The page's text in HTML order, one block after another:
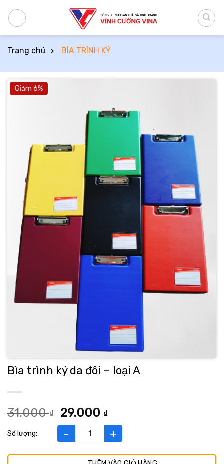
qua
Trang chủ
BÌA TRÌNH KÝ
Giảm 6%
Bìa trình ký da đôi – loại A
31.000₫
Giá
gốc
là:
29.000 ₫Giá
hiện
tại
29.000 ₫.
Bìa trình ký da đôi - loại A số lượng